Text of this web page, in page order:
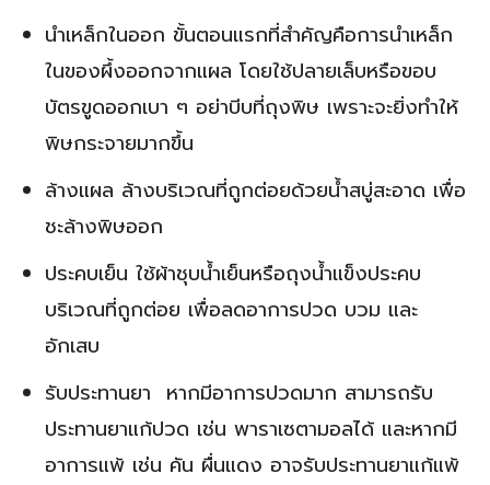
นำเหล็กในออก ขั้นตอนแรกที่สำคัญคือการนำเหล็ก
ในของผึ้งออกจากแผล โดยใช้ปลายเล็บหรือขอบ
บัตรขูดออกเบา ๆ อย่าบีบที่ถุงพิษ เพราะจะยิ่งทำให้
พิษกระจายมากขึ้น
ล้างแผล ล้างบริเวณที่ถูกต่อยด้วยน้ำสบู่สะอาด เพื่อ
ชะล้างพิษออก
ประคบเย็น ใช้ผ้าชุบน้ำเย็นหรือถุงน้ำแข็งประคบ
บริเวณที่ถูกต่อย เพื่อลดอาการปวด บวม และ
อักเสบ
รับประทานยา หากมีอาการปวดมาก สามารถรับ
ประทานยาแก้ปวด เช่น พาราเซตามอลได้ และหากมี
อาการแพ้ เช่น คัน ผื่นแดง อาจรับประทานยาแก้แพ้